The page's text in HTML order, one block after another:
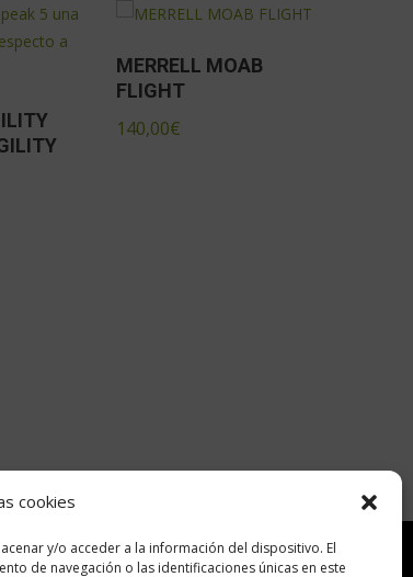
cookies
y/o acceder a la información del dispositivo. El
de navegación o las identificaciones únicas en este
MERRELL MOAB
FLIGHT
140,00€